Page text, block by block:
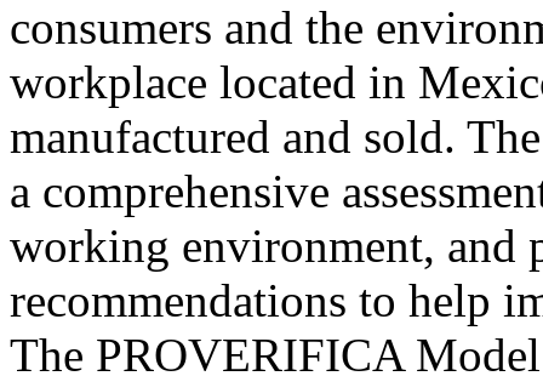
consumers and the
workplace located in
manufactured and sold.
a comprehensive
working environment, and
recommendations to help
The PROVERIFICA